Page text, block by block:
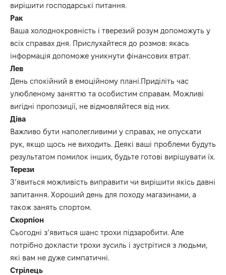
вирішити господарські питання.
Рак
Ваша холоднокровність і тверезий розум допоможуть у
всіх справах дня. Прислухайтеся до розмов: якась
інформація допоможе уникнути фінансових втрат.
Лев
День спокійний в емоційному плані.Приділіть час
улюбленому заняттю та особистим справам. Можливі
вигідні пропозиції, не відмовляйтеся від них.
Діва
Важливо бути наполегливими у справах, не опускати
рук, якщо щось не виходить. Деякі ваші проблеми будуть
результатом помилок інших, будьте готові вирішувати їх.
Терези
З’явиться можливість виправити чи вирішити якісь давні
запитання. Хороший день для походу магазинами, а
також занять спортом.
Скорпіон
Сьогодні з’явиться шанс трохи підзаробити. Але
потрібно докласти трохи зусиль і зустрітися з людьми,
які вам не дуже симпатичні.
Стрілець